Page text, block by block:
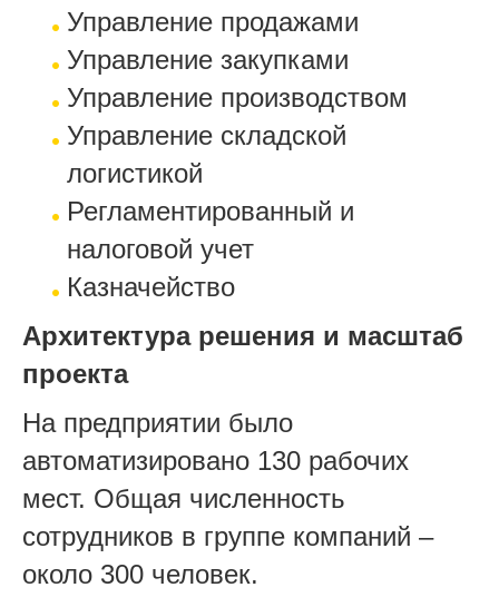
Управление продажами
Управление закупками
Управление производством
Управление складской
логистикой
Регламентированный и
налоговой учет
Казначейство
Архитектура решения и масштаб
проекта
На предприятии было
автоматизировано 130 рабочих
мест. Общая численность
сотрудников в группе компаний –
около 300 человек.